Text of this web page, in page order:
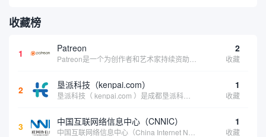
收藏榜
1 Patreon 2
收藏
2 垦派科技（kenpai.com） 1
收藏
3 中国互联网络信息中心（CNNIC） 1
收藏